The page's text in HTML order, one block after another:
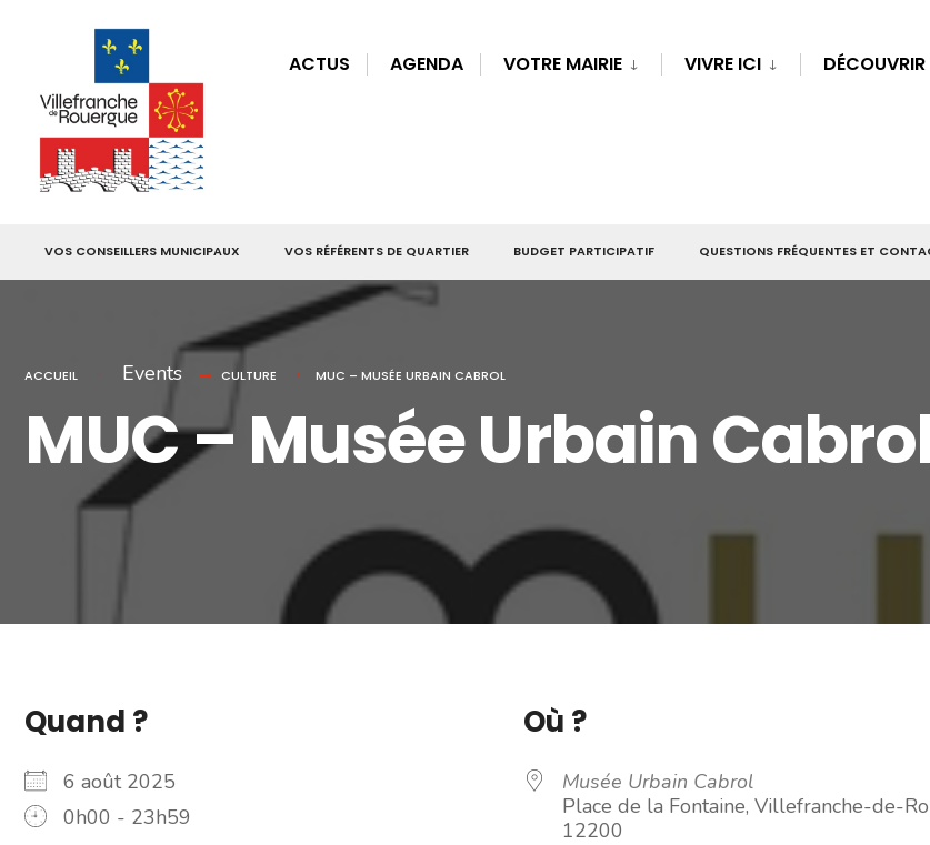
ACTUS AGENDA VOTRE MAIRIE VIVRE ICI DÉCOUVRIR
VOS CONSEILLERS MUNICIPAUX VOS RÉFÉRENTS DE QUARTIER BUDGET PARTICIPATIF QUESTIONS FRÉQUENTES ET
ACCUEIL Events CULTURE MUC – MUSÉE URBAIN CABROL
MUC – Musée Urbain
Quand ?
6 août 2025
0h00 - 23h59
Où ?
Musée Urbain Cabrol
Place de la Fontaine, Villefranche-de-
12200